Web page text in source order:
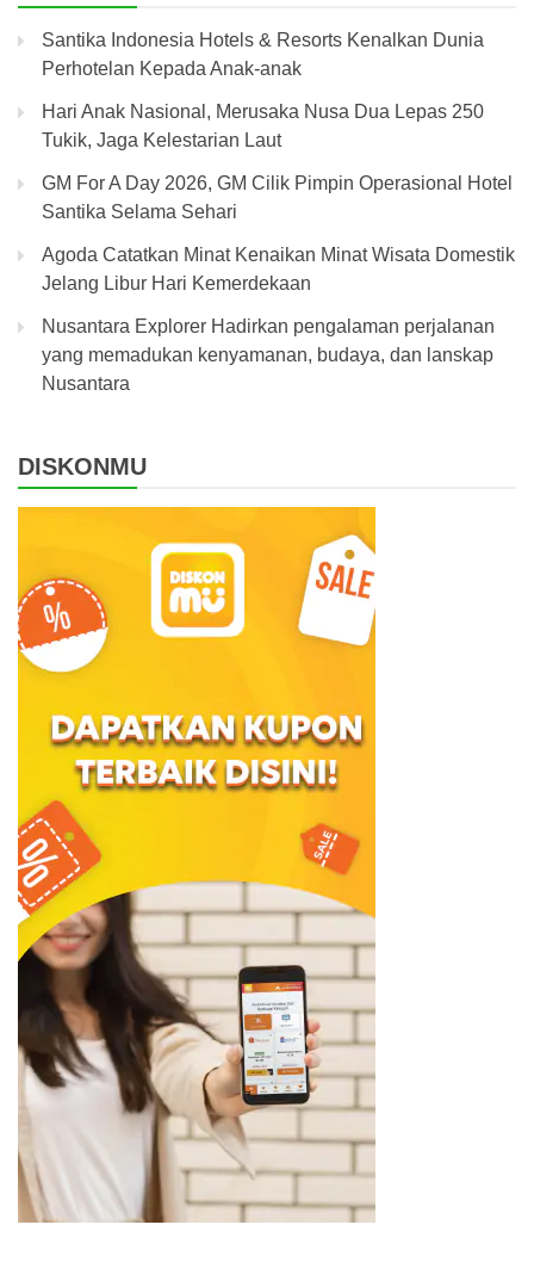
Santika Indonesia Hotels & Resorts Kenalkan Dunia
Perhotelan Kepada Anak-anak
Hari Anak Nasional, Merusaka Nusa Dua Lepas 250
Tukik, Jaga Kelestarian Laut
GM For A Day 2026, GM Cilik Pimpin Operasional Hotel
Santika Selama Sehari
Agoda Catatkan Minat Kenaikan Minat Wisata Domestik
Jelang Libur Hari Kemerdekaan
Nusantara Explorer Hadirkan pengalaman perjalanan
yang memadukan kenyamanan, budaya, dan lanskap
Nusantara
DISKONMU